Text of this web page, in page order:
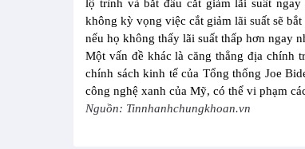
lộ trình và bắt đầu cắt giảm lãi suất
không kỳ vọng việc cắt giảm lãi suất sẽ
nếu họ không thấy lãi suất thấp hơn ngay
Một vấn đề khác là căng thẳng địa chính
chính sách kinh tế của Tổng thống Joe
công nghệ xanh của Mỹ, có thể vi phạm
Nguồn: Tinnhanhchungkhoan.vn